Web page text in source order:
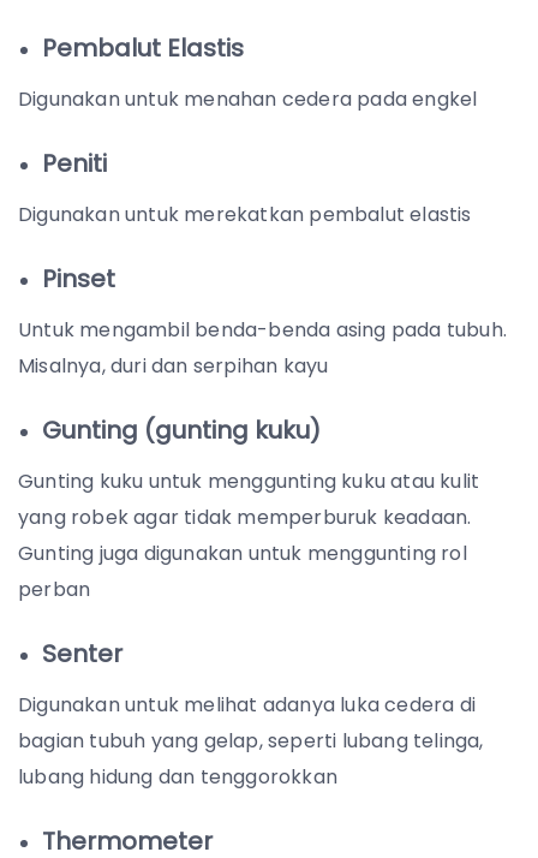
Pembalut Elastis
Digunakan untuk menahan cedera pada engkel
Peniti
Digunakan untuk merekatkan pembalut elastis
Pinset
Untuk mengambil benda-benda asing pada tubuh.
Misalnya, duri dan serpihan kayu
Gunting (gunting kuku)
Gunting kuku untuk menggunting kuku atau kulit
yang robek agar tidak memperburuk keadaan.
Gunting juga digunakan untuk menggunting rol
perban
Senter
Digunakan untuk melihat adanya luka cedera di
bagian tubuh yang gelap, seperti lubang telinga,
lubang hidung dan tenggorokkan
Thermometer